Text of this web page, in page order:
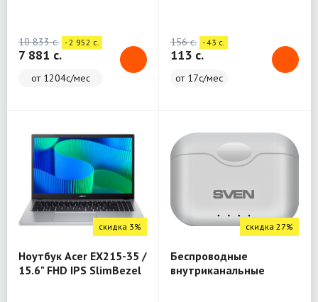
10 833 c. - 2 952 c.
7 881 c.
от 1204с/мес
156 c. - 43 c.
113 c.
от 17с/мес
скидка 3%
Ноутбук Acer EX215-35 /
15.6" FHD IPS SlimBezel
скидка 27%
Беспроводные
внутриканальные